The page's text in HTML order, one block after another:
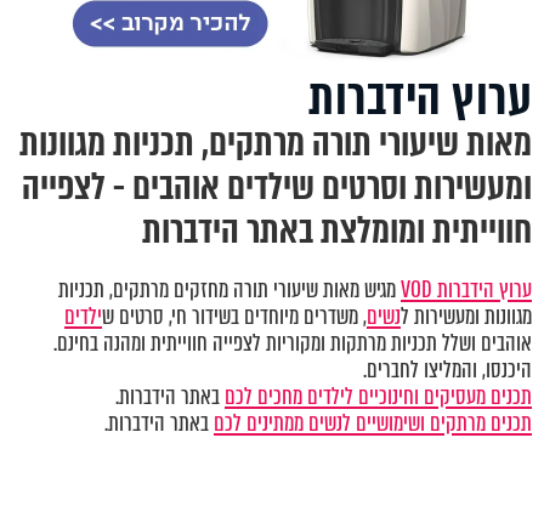
ערוץ הידברות
מאות שיעורי תורה מרתקים, תכניות מגוונות
ומעשירות וסרטים שילדים אוהבים - לצפייה
חווייתית ומומלצת באתר הידברות
ערוץ הידברות VOD
מגיש מאות שיעורי תורה מחזקים מרתקים, תכניות
מגוונות ומעשירות לנשים, משדרים מיוחדים בשידור חי, סרטים שילדים
אוהבים ושלל תכניות מרתקות ומקוריות לצפייה חווייתית ומהנה בחינם.
היכנסו, והמליצו לחברים.
תכנים מעסיקים וחינוכיים לילדים מחכים לכםבאתר הידברות.
תכנים מרתקים ושימושיים לנשים ממתינים לכםבאתר הידברות.